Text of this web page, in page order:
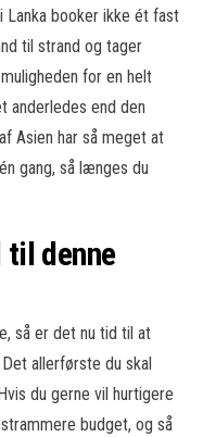
booker ikke ét fast
til strand og tager
for en helt
anderledes end den
Asien har så meget at
gang, så længes du
til denne
så er det nu tid til at
allerførste du skal
du gerne vil hurtigere
budget, og så